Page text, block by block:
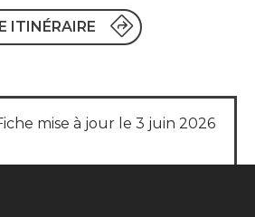
ITINÉRAIRE
mise à jour le 3 juin 2026